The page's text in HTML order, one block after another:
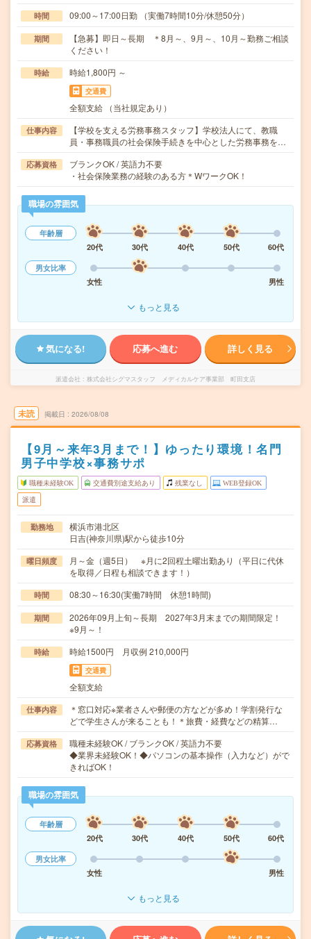
時間 09:00～17:00日勤 （実働7時間10分/休憩50分）
期間
【急募】即日～長期 ＊8月～、9月～、10月～勤務ご相談
ください！
時給 時給1,800円 ～
交通費
全額支給 （当社規定あり）
仕事内容
【学校を支える労務事務スタッフ】学校法人にて、教職
員・事務職員の社会保険手続きを中心とした労務事務を…
応募資格
ブランクOK / 英語力不要
・社会保険業務の経験のある方＊WワークOK！
職場の雰囲気
年齢層
20代
30代 40代 50代
60代
男女比率
女性
男性
もっと見る
気になる! 応募へ進む 詳しく見る
派遣会社 株式会社シグマスタッフ メディカルケア事業部 町田支店
未読 掲載日 2026/08/08
【9月～来年3月まで！】ゆったり環境！名門
男子中学校×事務サポ
職種未経験OK 交通費別途支給あり 残業なし WEB登録OK
派遣
勤務地
横浜市港北区
日吉(神奈川県)駅から徒歩10分
曜日頻度
月～金（週5日） ※月に2回程土曜出勤あり（平日に代休
を取得／日程も相談できます！）
時間 08:30～16:30(実働7時間 休憩1時間)
期間
2026年09月上旬～長期 2027年3月末までの期間限定！
※9月～！
時給 時給1500円 月収例 210,000円
交通費
全額支給
仕事内容
＊窓口対応※業者さんや郵便の方などが多め！学割発行な
どで学生さんが来ることも！＊旅費・経費などの精算…
応募資格
職種未経験OK / ブランクOK / 英語力不要
◆業界未経験OK！◆パソコンの基本操作（入力など）がで
きればOK！
職場の雰囲気
年齢層
20代
30代 40代 50代
60代
男女比率
女性
男性
もっと見る